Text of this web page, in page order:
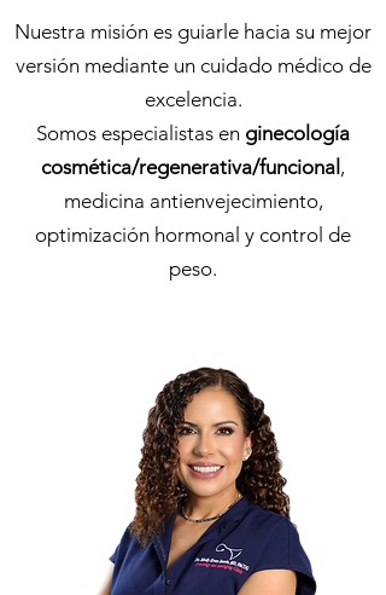
Nuestra misión es guiarle hacia su mejor
versión mediante un cuidado médico de
excelencia.
Somos especialistas en ginecología
cosmética/regenerativa/funcional ,
medicina antienvejecimiento,
optimización hormonal y control de
peso.